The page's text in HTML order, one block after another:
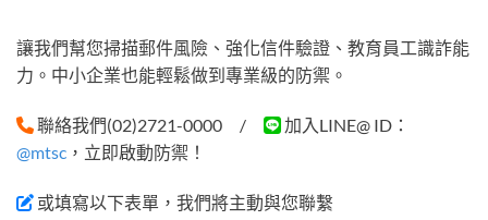
讓我們幫您掃描郵件風險、強化信件驗證、教育員工識詐能
力。中小企業也能輕鬆做到專業級的防禦。
聯絡我們(02)2721-0000 /
加入LINE@ ID：
@mtsc ，立即啟動防禦！
或填寫以下表單，我們將主動與您聯繫